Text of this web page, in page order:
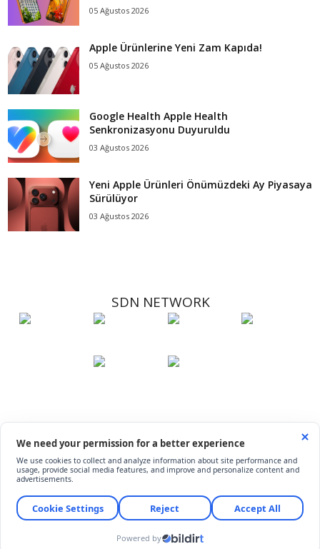
05 Ağustos 2026
Apple Ürünlerine Yeni Zam Kapıda!
05 Ağustos 2026
Google Health Apple Health
Senkronizasyonu Duyuruldu
03 Ağustos 2026
Yeni Apple Ürünleri Önümüzdeki Ay Piyasaya
Sürülüyor
03 Ağustos 2026
SDN NETWORK
© ShiftDelete.Net